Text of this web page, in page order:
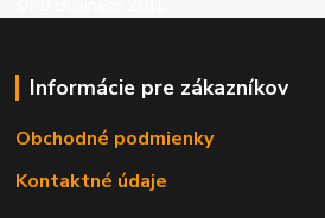
Informácie pre zákazníkov
Obchodné podmienky
Kontaktné údaje